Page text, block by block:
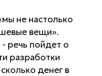
не настолько
вещи».
речь пойдет о
разработки
денег в